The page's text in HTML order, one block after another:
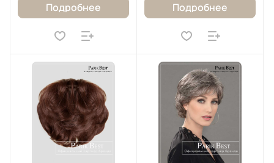
Подробнее Подробнее